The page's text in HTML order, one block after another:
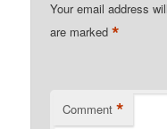
Your email address
are marked*
Comment *